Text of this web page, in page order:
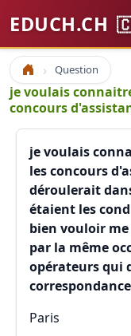
EDUCH.CH
Accueil Question
je voulais
concours
je voulais
les concours
déroulerait
étaient les
bien vouloir
par la même
opérateurs qui
correspondance
Paris